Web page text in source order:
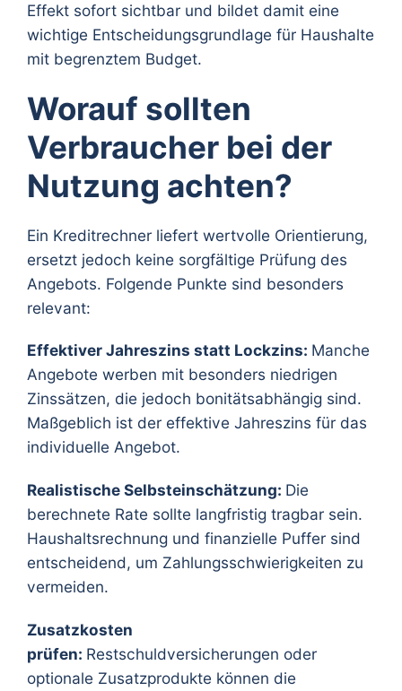
Effekt sofort sichtbar und bildet damit eine
wichtige Entscheidungsgrundlage für Haushalte
mit begrenztem Budget.
Worauf sollten
Verbraucher bei der
Nutzung achten?
Ein Kreditrechner liefert wertvolle Orientierung,
ersetzt jedoch keine sorgfältige Prüfung des
Angebots. Folgende Punkte sind besonders
relevant:
Effektiver Jahreszins statt Lockzins: Manche
Angebote werben mit besonders niedrigen
Zinssätzen, die jedoch bonitätsabhängig sind.
Maßgeblich ist der effektive Jahreszins für das
individuelle Angebot.
Realistische Selbsteinschätzung: Die
berechnete Rate sollte langfristig tragbar sein.
Haushaltsrechnung und finanzielle Puffer sind
entscheidend, um Zahlungsschwierigkeiten zu
vermeiden.
Zusatzkosten
prüfen: Restschuldversicherungen oder
optionale Zusatzprodukte können die